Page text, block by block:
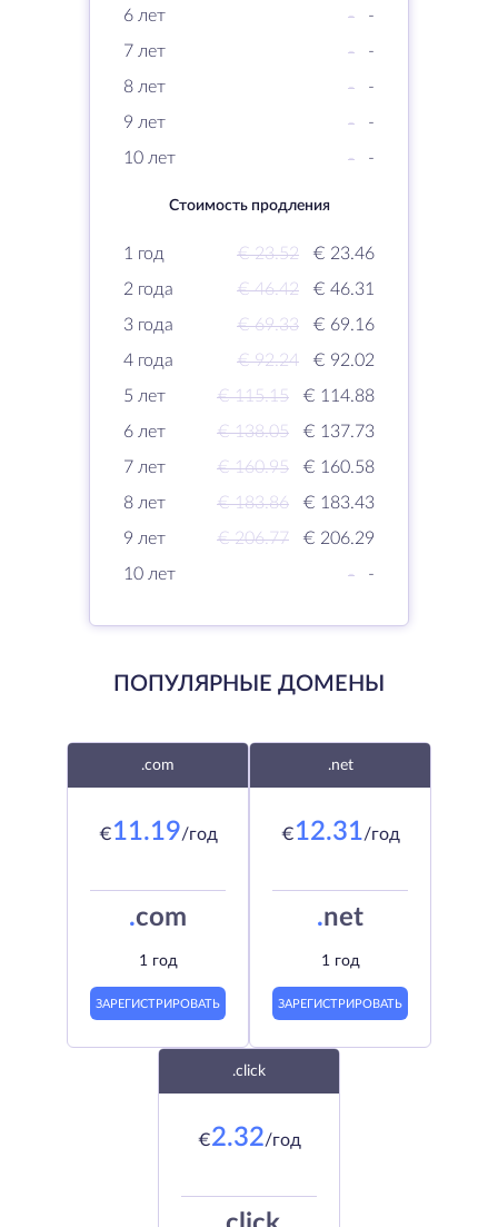
6 лет
-
-
7 лет
-
-
8 лет
-
-
9 лет
-
-
10 лет
- -
Стоимость продления
1 год € 23.52
€ 23.46
2 года
€ 46.42
€ 46.31
3 года
€ 69.33
€ 69.16
4 года
€ 92.24
€ 92.02
5 лет
€ 115.15
€ 114.88
6 лет
€ 138.05
€ 137.73
7 лет
€ 160.95
€ 160.58
8 лет
€ 183.86
€ 183.43
9 лет
€ 206.77
€ 206.29
10 лет
- -
ПОПУЛЯРНЫЕ ДОМЕНЫ
.com
€11.19/год
.com
1 год
ЗАРЕГИСТРИРОВАТЬ
.net
€12.31/год
.net
1 год
ЗАРЕГИСТРИРОВАТЬ
.click
€2.32/год